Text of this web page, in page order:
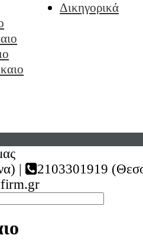
Δικηγορικά
|
2103301919